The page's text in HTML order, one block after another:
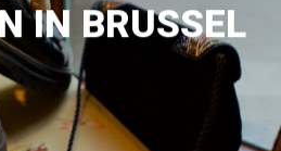
IN BRUSSEL